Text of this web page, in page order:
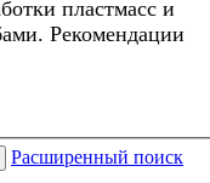
пластмасс и
Рекомендации
Расширенный поиск